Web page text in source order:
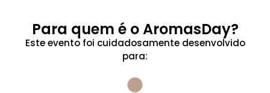
Para quem é o AromasDay?
Este evento foi cuidadosamente desenvolvido
para: